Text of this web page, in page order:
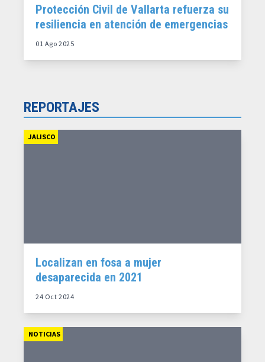
Protección Civil de Vallarta refuerza su
resiliencia en atención de emergencias
01 Ago 2025
REPORTAJES
JALISCO
Localizan en fosa a mujer
desaparecida en 2021
24 Oct 2024
NOTICIAS